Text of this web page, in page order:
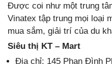
Được coi như một trung
Vinatex tập trung mọi loại
mua sắm, giải trí của du
Siêu thị KT – Mart
Địa chỉ: 145 Phan Đình